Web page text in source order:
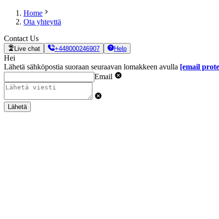
Home
Ota yhteyttä
Contact Us
Live chat +448000246907 Help
Hei
Lähetä sähköpostia suoraan seuraavan lomakkeen avulla [email
Email
Lähetä